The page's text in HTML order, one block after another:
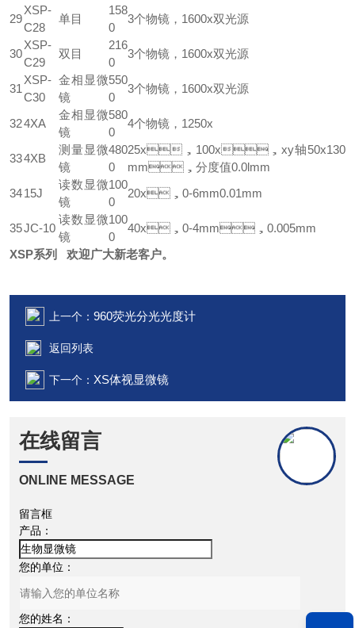
29
XSP-
C28
单目
158
0
3个物镜，1600x双光源
30
XSP-
C29
双目
216
0
3个物镜，1600x双光源
31
XSP-
C30
金相显微
镜
550
0
3个物镜，1600x双光源
324XA
金相显微
镜
580
0
4个物镜，1250x
334XB
测量显微
镜
480
0
25x，100x，xy轴50x130
mm，分度值0.0lmm
3415J
读数显微
镜
100
0
20x，0-6mm0.01mm
35JC-10
读数显微
镜
100
0
40x，0-4mm，0.005mm
XSP系列
欢迎广大新老客户。
上一个： 960荧光分光光度计
返回列表
下一个： XS体视显微镜
在线留言
ONLINE MESSAGE
留言框
产品：
您的单位：
您的姓名：